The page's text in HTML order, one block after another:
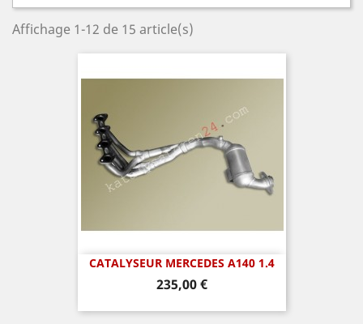
Affichage 1-12 de 15 article(s)
CATALYSEUR MERCEDES A140 1.4
Prix
235,00 €